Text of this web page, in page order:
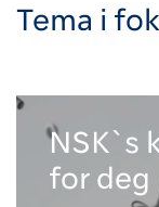
Tema i
NSK`s
for deg